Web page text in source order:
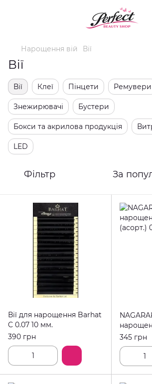
Нарощення вій Вії
Вії
Вії Клеї Пінцети Ремувери
Знежирювачі Бустери
Бокси та акрилова продукція
LED
Фільтр За
Вії для нарощення Barhat
C 0.07 10 мм.
390 грн
(асорт.)
345 грн